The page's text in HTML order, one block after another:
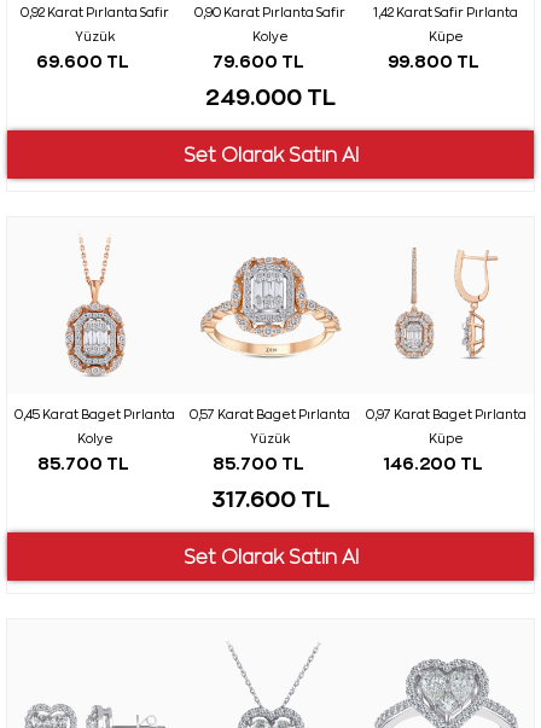
0,92 Karat Pırlanta Safir
Yüzük
69.600 TL
0,90 Karat Pırlanta Safir
Kolye
79.600 TL
1,42 Karat Safir Pırlanta
Küpe
99.800 TL
249.000 TL
0,45 Karat Baget Pırlanta
Kolye
85.700 TL
0,57 Karat Baget Pırlanta
Yüzük
85.700 TL
0,97 Karat Baget Pırlanta
Küpe
146.200 TL
317.600 TL